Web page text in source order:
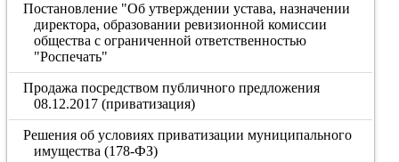
Постановление "Об утверждении устава, назначении
директора, образовании ревизионной комиссии
общества с ограниченной ответственностью
"Роспечать"
Продажа посредством публичного предложения
08.12.2017 (приватизация)
Решения об условиях приватизации муниципального
имущества (178-ФЗ)